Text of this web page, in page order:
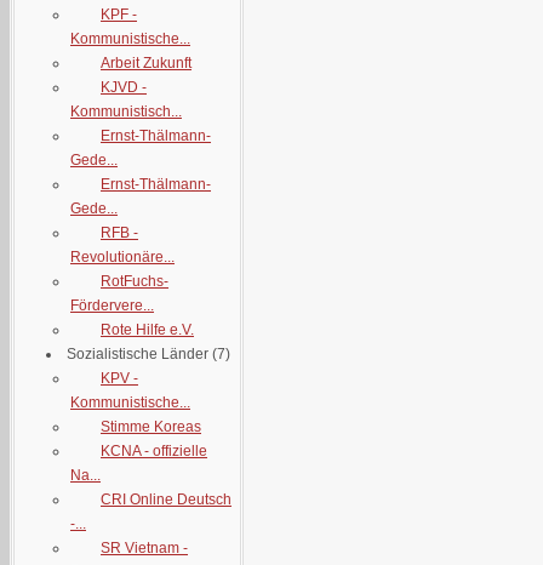
KPF -
Kommunistische...
Arbeit Zukunft
KJVD -
Kommunistisch...
Ernst-Thälmann-
Gede...
Ernst-Thälmann-
Gede...
RFB -
Revolutionäre...
RotFuchs-
Fördervere...
Rote Hilfe e.V.
Sozialistische Länder (7)
KPV -
Kommunistische...
Stimme Koreas
KCNA - offizielle
Na...
CRI Online Deutsch
-...
SR Vietnam -